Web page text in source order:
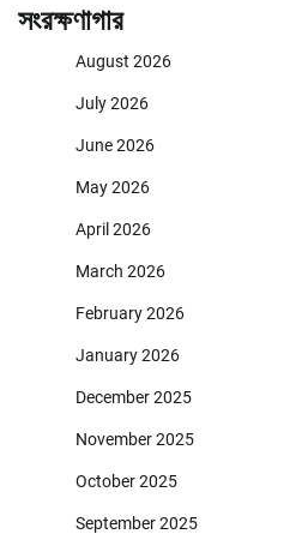
সংরক্ষণাগার
August 2026
July 2026
June 2026
May 2026
April 2026
March 2026
February 2026
January 2026
December 2025
November 2025
October 2025
September 2025